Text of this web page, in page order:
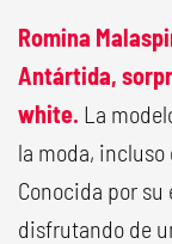
Romina
Antártida,
white. La
la moda,
Conocida por
disfrutando de